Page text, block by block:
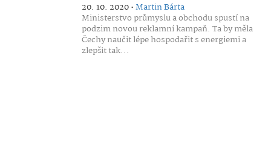
20. 10. 2020 •Martin Bárta
Ministerstvo průmyslu a obchodu spustí na
podzim novou reklamní kampaň. Ta by měla
Čechy naučit lépe hospodařit s energiemi a
zlepšit tak...